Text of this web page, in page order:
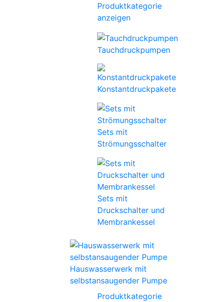
Produktkategorie
anzeigen
Tauchdruckpumpen
Konstantdruckpakete
Sets mit
Strömungsschalter
Sets mit
Druckschalter und
Membrankessel
Hauswasserwerk mit
selbstansaugender Pumpe
Produktkategorie